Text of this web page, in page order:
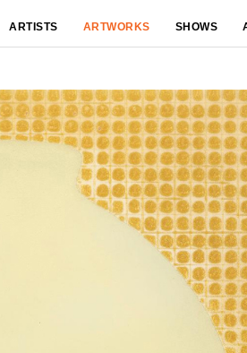
ARTISTS ARTWORKS SHOWS